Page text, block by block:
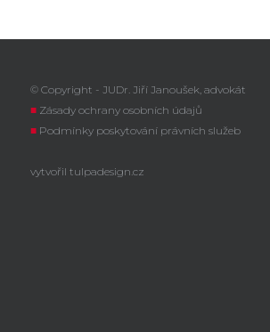
© Copyright - JUDr. Jiří Janoušek, advokát
■ Zásady ochrany osobních údajů
■ Podmínky poskytování právních služeb
vytvořil tulpadesign.cz